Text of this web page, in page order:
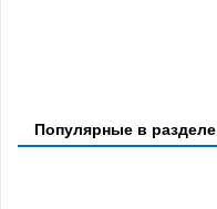
Популярные в разделе